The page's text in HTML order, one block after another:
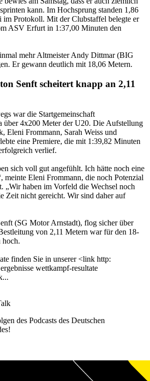
kann. Im Hochsprung standen 1,86
im Protokoll. Mit der Clubstaffel belegte er
ASV Erfurt in 1:37,00 Minuten den
mehr Altmeister Andy Dittmar (BIG
Er gewann deutlich mit 18,06 Metern.
Senft scheitert knapp an 2,11
war die Startgemeinschaft
über 4x200 Meter der U20. Die Aufstellung
Eleni Frommann, Sarah Weiss und
eine Premiere, die mit 1:39,82 Minuten
verlief.
sich voll gut angefühlt. Ich hätte noch eine
meinte Eleni Frommann, die noch Potenzial
„Wir haben im Vorfeld die Wechsel noch
Zeit nicht gereicht. Wir sind daher auf
(SG Motor Arnstadt), flog sicher über
von 2,11 Metern war für den 18-
hoch.
finden Sie in unserer <link http:
wettkampf-resultate
des Podcasts des Deutschen